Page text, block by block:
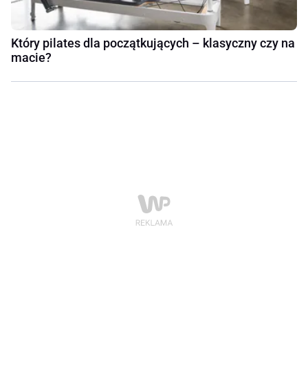
Który pilates dla początkujących – klasyczny czy na
macie?